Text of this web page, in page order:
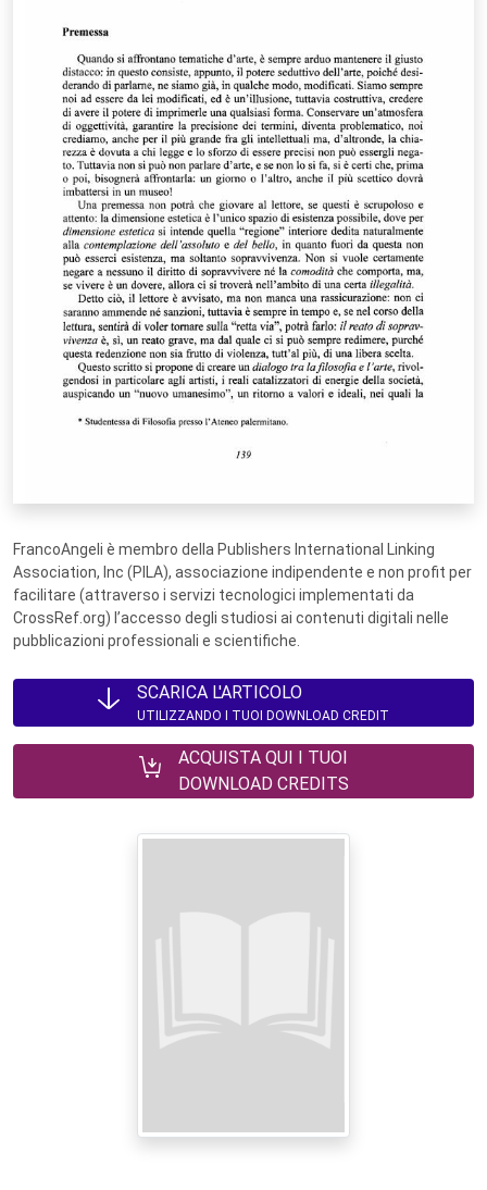
FrancoAngeli è membro della Publishers International Linking
Association, Inc (PILA), associazione indipendente e non profit per
facilitare (attraverso i servizi tecnologici implementati da
CrossRef.org) l’accesso degli studiosi ai contenuti digitali nelle
pubblicazioni professionali e scientifiche.
SCARICA L'ARTICOLO
UTILIZZANDO I TUOI DOWNLOAD CREDIT
ACQUISTA QUI I TUOI
DOWNLOAD CREDITS